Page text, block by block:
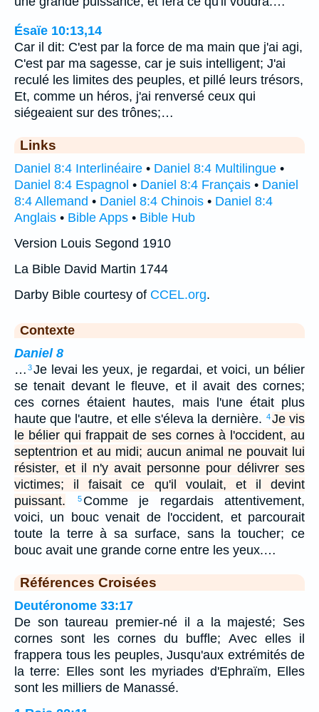
Ésaïe 10:13,14
Car il dit: C'est par la force de ma main que j'ai agi,
C'est par ma sagesse, car je suis intelligent; J'ai
reculé les limites des peuples, et pillé leurs trésors,
Et, comme un héros, j'ai renversé ceux qui
siégeaient sur des trônes;…
Links
Daniel 8:4 Interlinéaire • Daniel 8:4 Multilingue •
Daniel 8:4 Espagnol • Daniel 8:4 Français • Daniel
8:4 Allemand • Daniel 8:4 Chinois • Daniel 8:4
Anglais • Bible Apps • Bible Hub
Version Louis Segond 1910
La Bible David Martin 1744
Darby Bible courtesy of CCEL.org.
Contexte
Daniel 8
… 3Je levai les yeux, je regardai, et voici, un bélier
se tenait devant le fleuve, et il avait des cornes;
ces cornes étaient hautes, mais l'une était plus
haute que l'autre, et elle s'éleva la dernière. 4Je vis
le bélier qui frappait de ses cornes à l'occident, au
septentrion et au midi; aucun animal ne pouvait lui
résister, et il n'y avait personne pour délivrer ses
victimes; il faisait ce qu'il voulait, et il devint
puissant.
5 Comme je regardais attentivement,
voici, un bouc venait de l'occident, et parcourait
toute la terre à sa surface, sans la toucher; ce
bouc avait une grande corne entre les yeux.…
Références Croisées
Deutéronome 33:17
De son taureau premier-né il a la majesté; Ses
cornes sont les cornes du buffle; Avec elles il
frappera tous les peuples, Jusqu'aux extrémités de
la terre: Elles sont les myriades d'Ephraïm, Elles
sont les milliers de Manassé.